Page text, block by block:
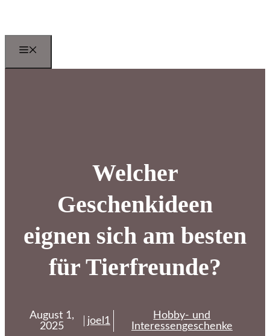
springen
Welcher
Geschenkideen
eignen sich am besten
für Tierfreunde?
August 1,
2025
joel1
Hobby- und
Interessengeschenke